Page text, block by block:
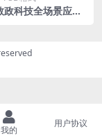
政科技全场景应用
我的
用户协议